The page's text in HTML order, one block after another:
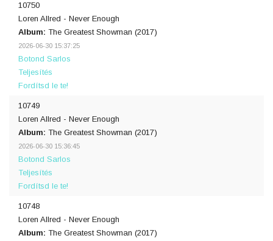
10750
Loren Allred - Never Enough
Album: The Greatest Showman (2017)
2026-06-30 15:37:25
Botond Sarlos
Teljesítés
Fordítsd le te!
10749
Loren Allred - Never Enough
Album: The Greatest Showman (2017)
2026-06-30 15:36:45
Botond Sarlos
Teljesítés
Fordítsd le te!
10748
Loren Allred - Never Enough
Album: The Greatest Showman (2017)